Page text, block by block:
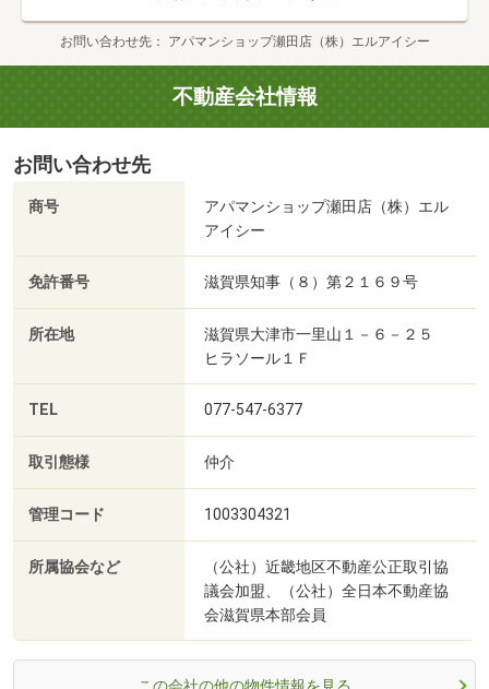
お問い合わせ先 アパマンショップ瀬田店（株）エルアイシー
不動産会社情報
お問い合わせ先
商号
アパマンショップ瀬田店（株）エル
アイシー
免許番号 滋賀県知事（８）第２１６９号
所在地
滋賀県大津市一里山１－６－２５
ヒラソール１Ｆ
TEL 077-547-6377
取引態様 仲介
管理コード 1003304321
所属協会など
（公社）近畿地区不動産公正取引協
議会加盟、（公社）全日本不動産協
会滋賀県本部会員